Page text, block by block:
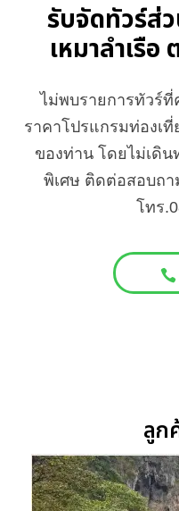
รับจัดทัวร์ส่
เหมาลำเรื
ไม่พบรายการทัวร์ที่
ราคาโปรแกรมท่องเ
ของท่าน โดยไม่เดิ
พิเศษ ติดต่อสอบถา
โทร
ลูก